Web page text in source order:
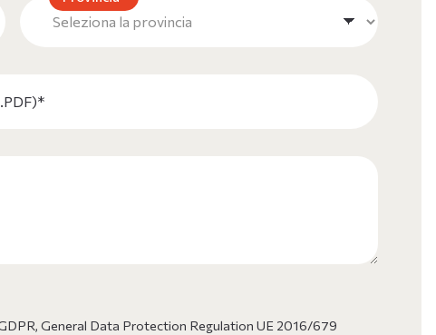
General Data Protection Regulation UE 2016/679